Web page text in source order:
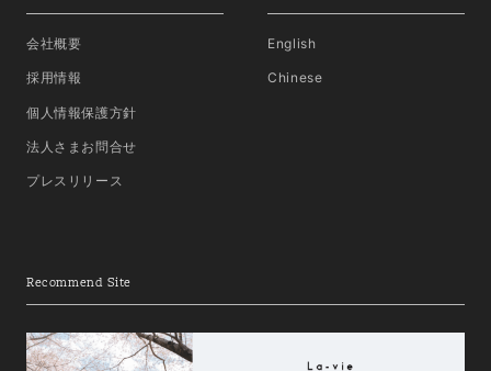
会社概要
採用情報
個人情報保護方針
法人さまお問合せ
プレスリリース
English
Chinese
Recommend Site